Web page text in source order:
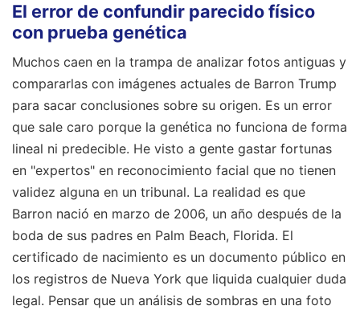
El error de confundir parecido físico
con prueba genética
Muchos caen en la trampa de analizar fotos antiguas y
compararlas con imágenes actuales de Barron Trump
para sacar conclusiones sobre su origen. Es un error
que sale caro porque la genética no funciona de forma
lineal ni predecible. He visto a gente gastar fortunas
en "expertos" en reconocimiento facial que no tienen
validez alguna en un tribunal. La realidad es que
Barron nació en marzo de 2006, un año después de la
boda de sus padres en Palm Beach, Florida. El
certificado de nacimiento es un documento público en
los registros de Nueva York que liquida cualquier duda
legal. Pensar que un análisis de sombras en una foto